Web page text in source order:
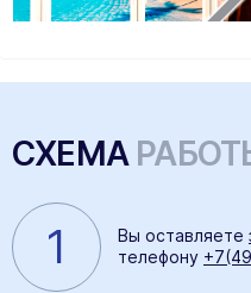
СХЕМА
1 Вы оставляете
телефону